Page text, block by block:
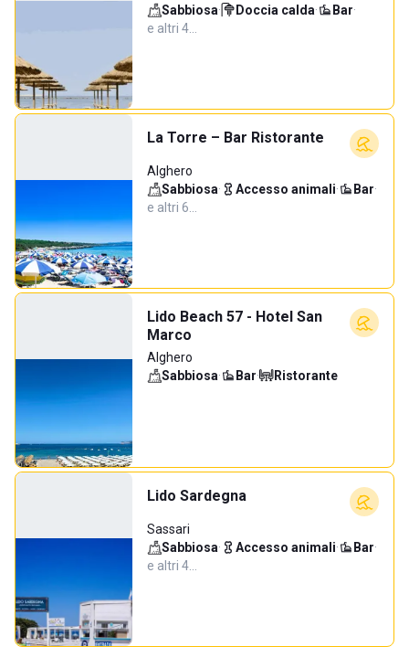
Sabbiosa· Doccia calda· Bar·
e altri 4…
La Torre – Bar Ristorante
Alghero
Sabbiosa· Accesso animali· Bar·
e altri 6…
Lido Beach 57 - Hotel San
Marco
Alghero
Sabbiosa· Bar· Ristorante
Lido Sardegna
Sassari
Sabbiosa· Accesso animali· Bar·
e altri 4…